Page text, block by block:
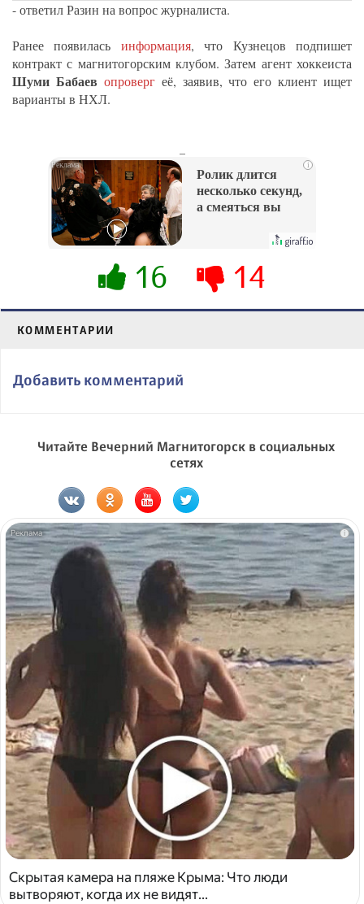
- ответил Разин на вопрос журналиста.
Ранее появилась информация, что Кузнецов подпишет
контракт с магнитогорским клубом. Затем агент хоккеиста
Шуми Бабаев опроверг её, заявив, что его клиент ищет
варианты в НХЛ.
i
Ролик длится
несколько секунд,
а смеяться вы
16 14
КОММЕНТАРИИ
Добавить комментарий
Читайте Вечерний Магнитогорск в социальных
сетях
i
Скрытая камера на пляже Крыма: Что люди
вытворяют, когда их не видят...